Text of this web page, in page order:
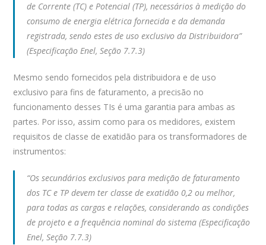
de Corrente (TC) e Potencial (TP), necessários à medição do
consumo de energia elétrica fornecida e da demanda
registrada, sendo estes de uso exclusivo da Distribuidora”
(Especificação Enel, Seção 7.7.3)
Mesmo sendo fornecidos pela distribuidora e de uso
exclusivo para fins de faturamento, a precisão no
funcionamento desses TIs é uma garantia para ambas as
partes. Por isso, assim como para os medidores, existem
requisitos de classe de exatidão para os transformadores de
instrumentos:
“Os secundários exclusivos para medição de faturamento
dos TC e TP devem ter classe de exatidão 0,2 ou melhor,
para todas as cargas e relações, considerando as condições
de projeto e a frequência nominal do sistema (Especificação
Enel, Seção 7.7.3)